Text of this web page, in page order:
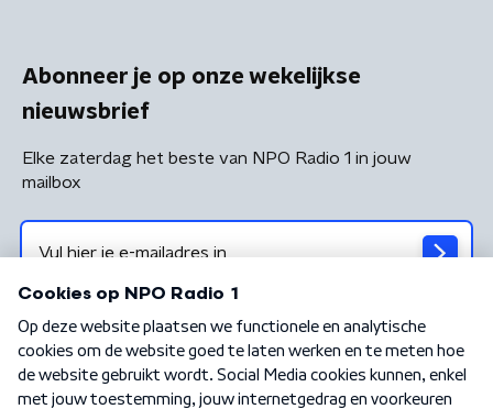
Abonneer je op onze wekelijkse
nieuwsbrief
Elke zaterdag het beste van NPO Radio 1 in jouw
mailbox
Algemene voorwaarden